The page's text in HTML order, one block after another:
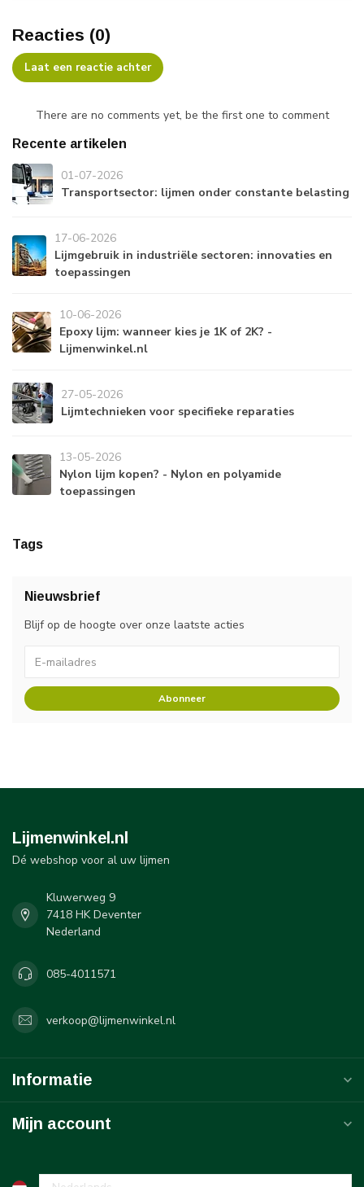
Reacties (0)
Laat een reactie achter
There are no comments yet, be the first one to comment
Recente artikelen
01-07-2026
Transportsector: lijmen onder constante belasting
17-06-2026
Lijmgebruik in industriële sectoren: innovaties en
toepassingen
10-06-2026
Epoxy lijm: wanneer kies je 1K of 2K? -
Lijmenwinkel.nl
27-05-2026
Lijmtechnieken voor specifieke reparaties
13-05-2026
Nylon lijm kopen? - Nylon en polyamide
toepassingen
Tags
Nieuwsbrief
Blijf op de hoogte over onze laatste acties
Abonneer
Lijmenwinkel.nl
Dé webshop voor al uw lijmen
Kluwerweg 9
7418 HK Deventer
Nederland
085-4011571
verkoop@lijmenwinkel.nl
Informatie
Mijn account